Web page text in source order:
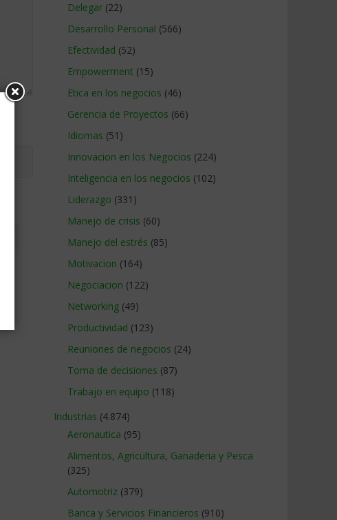
Delegar (22)
Desarrollo Personal (566)
Efectividad (52)
Empowerment (15)
Etica en los negocios (46)
Gerencia de Proyectos (66)
Idiomas (51)
Innovacion en los Negocios (224)
Inteligencia en los negocios (102)
Liderazgo (331)
Manejo de crisis (60)
Manejo del estrés (85)
Motivacion (164)
Negociacion (122)
Networking (49)
Productividad (123)
Reuniones de negocios (24)
Toma de decisiones (87)
Trabajo en equipo (118)
Industrias (4.874)
Aeronautica (95)
Alimentos, Agricultura, Ganaderia y Pesca
(325)
Automotriz (379)
Banca y Servicios Financieros (910)